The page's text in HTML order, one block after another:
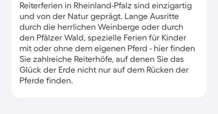
Reiterferien in Rheinland-Pfalz sind einzigartig
und von der Natur geprägt. Lange Ausritte
durch die herrlichen Weinberge oder durch
den Pfälzer Wald, spezielle Ferien für Kinder
mit oder ohne dem eigenen Pferd - hier finden
Sie zahlreiche Reiterhöfe, auf denen Sie das
Glück der Erde nicht nur auf dem Rücken der
Pferde finden.